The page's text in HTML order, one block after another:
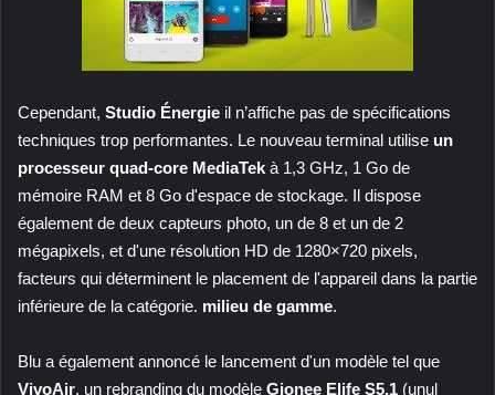
Cependant, Studio Énergie il n’affiche pas de spécifications
techniques trop performantes. Le nouveau terminal utilise un
processeur quad-core MediaTek à 1,3 GHz, 1 Go de
mémoire RAM et 8 Go d'espace de stockage. Il dispose
également de deux capteurs photo, un de 8 et un de 2
mégapixels, et d'une résolution HD de 1280×720 pixels,
facteurs qui déterminent le placement de l'appareil dans la partie
inférieure de la catégorie. milieu de gamme.
Blu a également annoncé le lancement d'un modèle tel que
VivoAir, un rebranding du modèle Gionee Elife S5.1 (unul